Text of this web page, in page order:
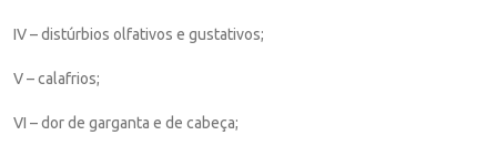
IV – distúrbios olfativos e gustativos;
V – calafrios;
VI – dor de garganta e de cabeça;